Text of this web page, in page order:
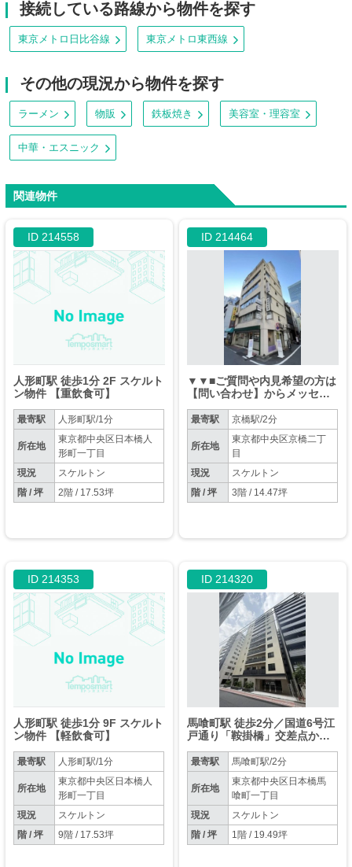
接続している路線から物件を探す
東京メトロ日比谷線 東京メトロ東西線
その他の現況から物件を探す
ラーメン 物販 鉄板焼き 美容室・理容室
中華・エスニック
関連物件
ID 214558
人形町駅 徒歩1分 2F スケルト
ン物件 【重飲食可】
最寄駅 人形町駅/1分
所在地
東京都中央区日本橋人
形町一丁目
現況
スケルトン
階 / 坪
2階 / 17.53坪
ID 214464
▼▼■ご質問や内見希望の方は
【問い合わせ】からメッセー
電話はお控えください。
最寄駅 京橋駅/2分
所在地
東京都中央区京橋二丁
目
現況
スケルトン
階 / 坪
3階 / 14.47坪
ID 214353
人形町駅 徒歩1分 9F スケルト
ン物件 【軽飲食可】
最寄駅 人形町駅/1分
所在地
東京都中央区日本橋人
形町一丁目
現況
スケルトン
階 / 坪
9階 / 17.53坪
ID 214320
馬喰町駅 徒歩2分／国道6号江
戸通り「鞍掛橋」交差点から
り）物件【軽飲食程度相談】
最寄駅 馬喰町駅/2分
所在地
東京都中央区日本橋馬
喰町一丁目
現況
スケルトン
階 / 坪
1階 / 19.49坪